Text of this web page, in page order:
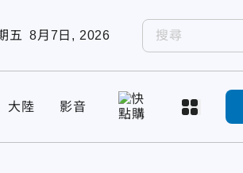
五 8月7日, 2026
大陸 影音